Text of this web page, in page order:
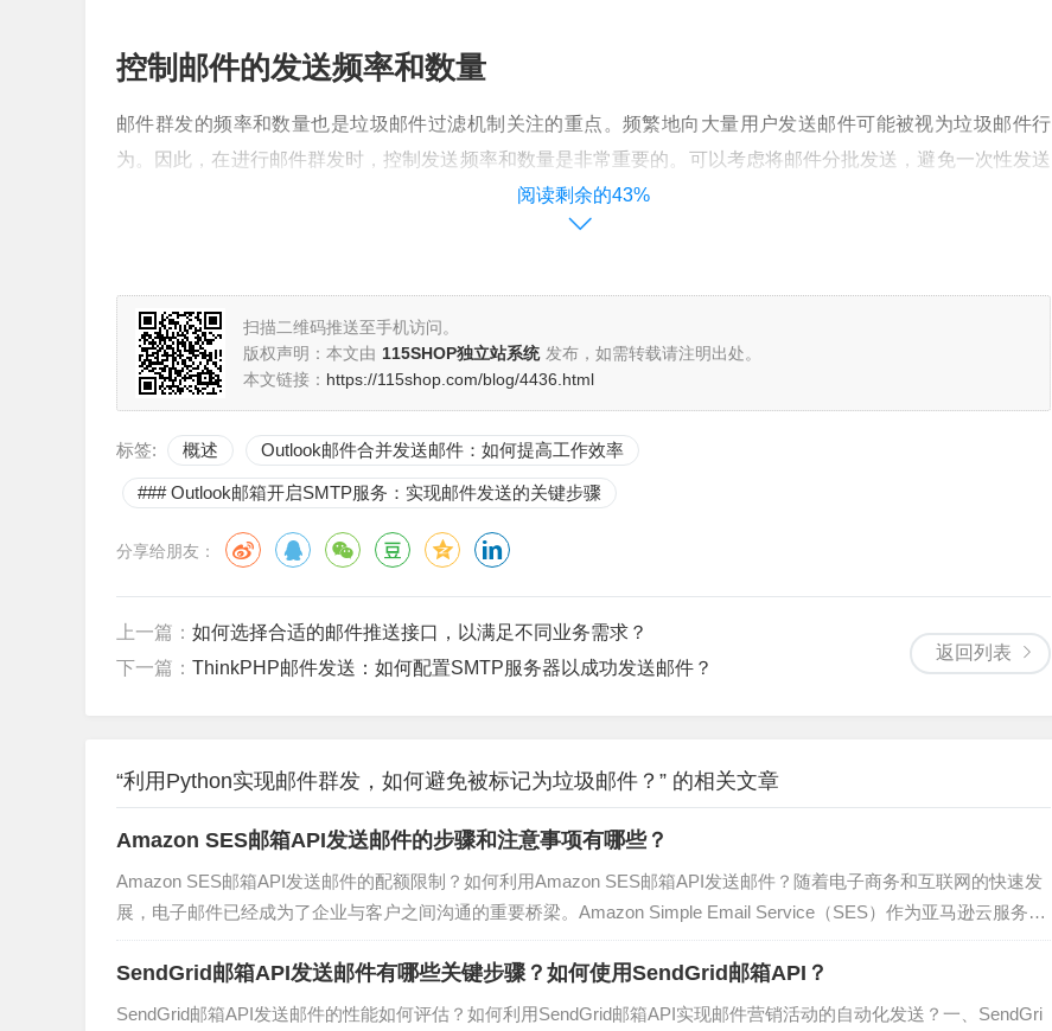
控制邮件的发送频率和数量
邮件群发的频率和数量也是垃圾邮件过滤机制关注的重点。频繁地向大量用户发送邮件可能被视为垃圾邮件行
为。因此，在进行邮件群发时，控制发送频率和数量是非常重要的。可以考虑将邮件分批发送，避免一次性发送
过多的邮件，从而降低被标记的风险。此外，设置适当的发送间隔时间也有助于维护良好的发送信誉。
发件人的信誉对邮件是否被标记为垃圾邮件有着直接影响。建立和维护良好的发件人信誉需要时间和耐心。首
先，确保使用一个可靠的发件人域名，并保持该域名的良好信誉。定期监控和维护发件人的IP地址，确保其不被
列入黑名单。其次，使用SPF（Sender Policy Framework）、DKIM（DomainKeys Identified Mail）和DMARC
（Domain-based Message Authentication, Reporting & Conformance）等邮件认证技术来验证邮件的来源，增
加邮件的可信度。
提供明确的退订选项
松地退订邮件，可以有效减少用户对邮件的投诉，从而降低被标记为垃圾邮件的风险。确保退订链接的可见性，
并确保退订过程简单易行，避免用户因为无法退订而将邮件标记为垃圾邮件。
监控邮件发送效果和反馈是优化邮件群发策略的重要环节。使用邮件发送服务提供商提供的报告和分析工具，可
以帮助您了解邮件的送达率、打开率和点击率等关键指标。通过分析这些数据，您可以发现并解决潜在的问题，
如邮件内容的相关性、发送时间的选择等。同时，及时处理用户的反馈和投诉，确保邮件群发的质量和效果。
结论
在使用Python进行邮件群发时，避免邮件被标记为垃圾邮件需要综合考虑多个因素，包括了解垃圾邮件的标记机
阅读剩余的43%
扫描二维码推送至手机访问。
版权声明：本文由 115SHOP独立站系统 发布，如需转载请注明出处。
本文链接： https://115shop.com/blog/4436.html
标签: 概述 Outlook邮件合并发送邮件：如何提高工作效率
### Outlook邮箱开启SMTP服务：实现邮件发送的关键步骤
分享给朋友：
返回列表
上一篇： 如何选择合适的邮件推送接口，以满足不同业务需求？
下一篇： ThinkPHP邮件发送：如何配置SMTP服务器以成功发送邮件？
“利用Python实现邮件群发，如何避免被标记为垃圾邮件？” 的相关文章
Amazon SES邮箱API发送邮件的步骤和注意事项有哪些？
Amazon SES邮箱API发送邮件的配额限制？如何利用Amazon SES邮箱API发送邮件？随着电子商务和互联网的快速发
展，电子邮件已经成为了企业与客户之间沟通的重要桥梁。Amazon Simple Email Service（SES）作为亚马逊云服务
（AWS）的一部分，为企业提供了一种可靠、...
SendGrid邮箱API发送邮件有哪些关键步骤？如何使用SendGrid邮箱API？
SendGrid邮箱API发送邮件的性能如何评估？如何利用SendGrid邮箱API实现邮件营销活动的自动化发送？一、SendGri